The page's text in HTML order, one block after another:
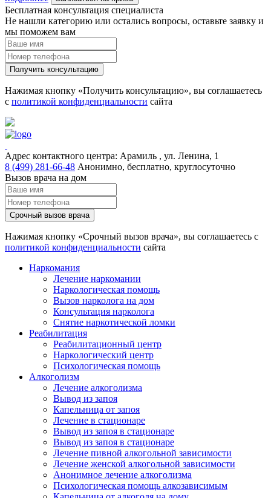
Бесплатная консультация специалиста
Не нашли категорию или остались вопросы, оставьте заявку и
мы поможем вам
Получить консультацию
Нажимая кнопку «Получить консультацию», вы соглашаетесь
с политикой конфиденциальности сайта
Адрес контактного центра: Арамиль , ул. Ленина, 1
8 (499) 281-66-48 Анонимно, бесплатно, круглосуточно
Вызов врача на дом
Срочный вызов врача
Нажимая кнопку «Срочный вызов врача», вы соглашаетесь с
политикой конфиденциальности сайта
Наркомания
Лечение наркомании
Наркологическая помощь
Вызов нарколога на дом
Консультация нарколога
Снятие наркотической ломки
Реабилитация
Реабилитационный центр
Наркологический центр
Психологическая помощь
Алкоголизм
Лечение алкоголизма
Вывод из запоя
Капельница от запоя
Лечение в стационаре
Вывод из запоя в стационаре
Вывод из запоя в стационаре
Лечение пивной алкогольной зависимости
Лечение женской алкогольной зависимости
Анонимное лечение алкоголизма
Психологическая помощь алкозависимым